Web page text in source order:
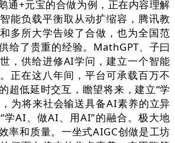
通+元宝的合做为例，正在内容理解
能负载平衡取从动扩缩容，腾讯教
多所大学告竣了合做，也为全国范
给了贵重的经验。MathGPT、子曰
，供给进修AI学问，建立一个智能
正在这八年间，平台可承载百万不
超低延时交互，瞻望将来，建立“学
为将来社会输送具备AI素养的立异
学AI、做AI、用AI”的融合。极大地
率和质量。一坐式AIGC创做是工坊